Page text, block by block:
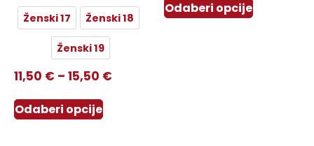
Ženski 17 Ženski 18
Ženski 19
11,50 € – 15,50 €
Odaberi opcije
Odaberi opcije